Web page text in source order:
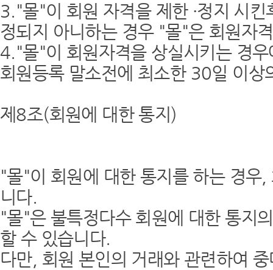
3."몰"이 회원 자격을 제한 ·정지 시
정되지 아니하는 경우 "몰"은 회원자
4."몰"이 회원자격을 상실시키는 경
회원등록 말소전에 최소한 30일 이
제8조(회원에 대한 통지)
"몰"이 회원에 대한 통지를 하는 경우
니다.
"몰"은 불특정다수 회원에 대한 통지
할 수 있습니다.
다만, 회원 본인의 거래와 관련하여